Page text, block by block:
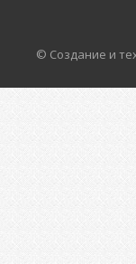
© Создание и